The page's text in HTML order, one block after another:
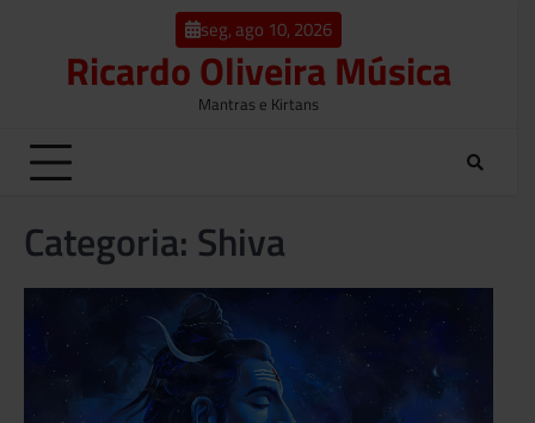
seg, ago 10, 2026
Ricardo Oliveira Música
Mantras e Kirtans
Categoria: Shiva